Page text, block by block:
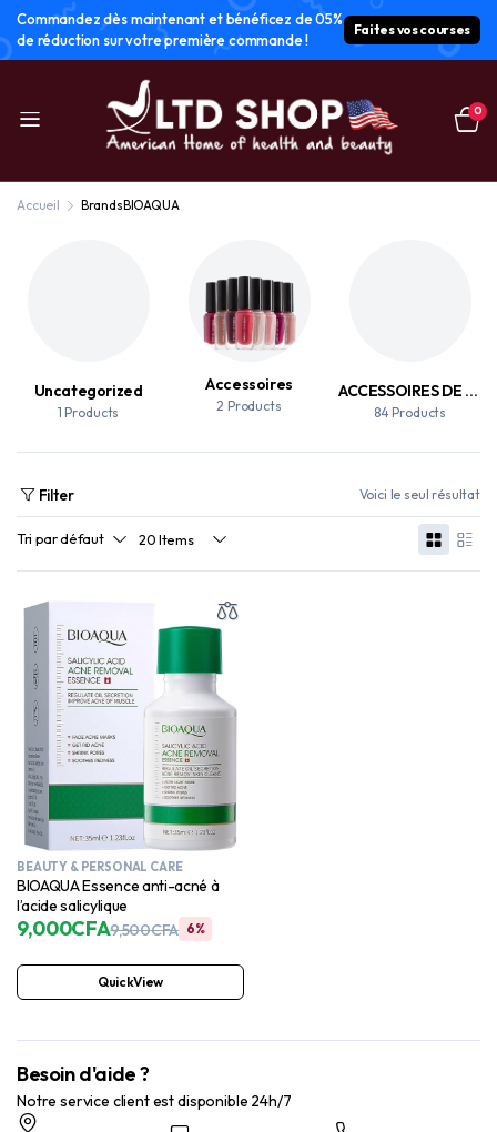
Commandez dès maintenant et bénéficez de 05%
de réduction sur votre première commande !
Faites vos courses
0
Accueil BrandsBIOAQUA
Uncategorized
1 Products
Accessoires
2 Products
ACCESSOIRES DE MAQUILLAGE
84 Products
Filter Voici le seul résultat
BEAUTY & PERSONAL CARE
BIOAQUA Essence anti-acné à
l’acide salicylique
9,500CFA
9,000CFA 6%
QuickView
Besoin d'aide ?
Notre service client est disponible 24h/7